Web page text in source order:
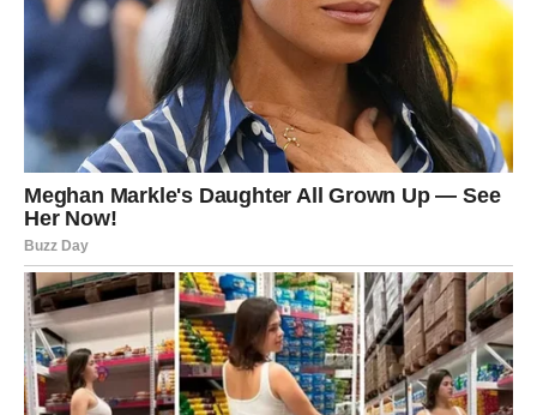
Poruka zvijezda
Vjerujte sebi.
Duša zna pravi put
Pred vama su emotivni trenuci.
Naredna 72 sata donose mnogim znakovima odgovore
koje dugo traže. Zvijezde pokazuju da dolazi vrijeme kada
istina izlazi na vidjelo, a neizvjesnost ostaje iza vas.